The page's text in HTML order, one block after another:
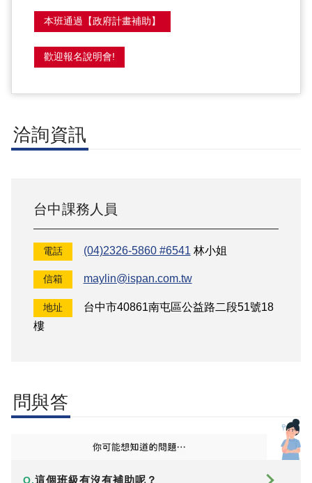
本班通過【政府計畫補助】
歡迎報名說明會!
洽詢資訊
台中課務人員
電話 (04)2326-5860 #6541 林小姐
信箱 maylin@ispan.com.tw
地址
台中市40861南屯區公益路二段51號18
樓
問與答
Q.這個班級有沒有補助呢？